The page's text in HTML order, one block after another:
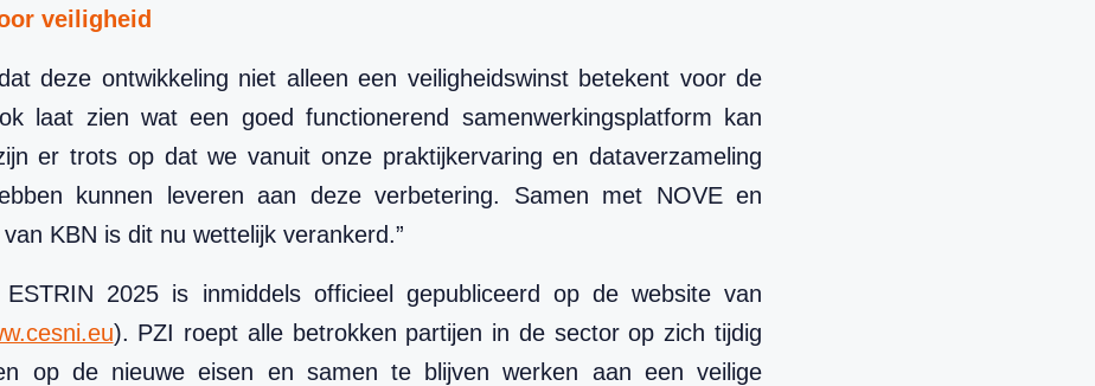
veiligheid
deze ontwikkeling niet alleen een veiligheidswinst betekent voor de
laat zien wat een goed functionerend samenwerkingsplatform kan
er trots op dat we vanuit onze praktijkervaring en dataverzameling
kunnen leveren aan deze verbetering. Samen met NOVE en
KBN is dit nu wettelijk verankerd.”
2025 is inmiddels officieel gepubliceerd op de website van
). PZI roept alle betrokken partijen in de sector op zich tijdig
op de nieuwe eisen en samen te blijven werken aan een veilige